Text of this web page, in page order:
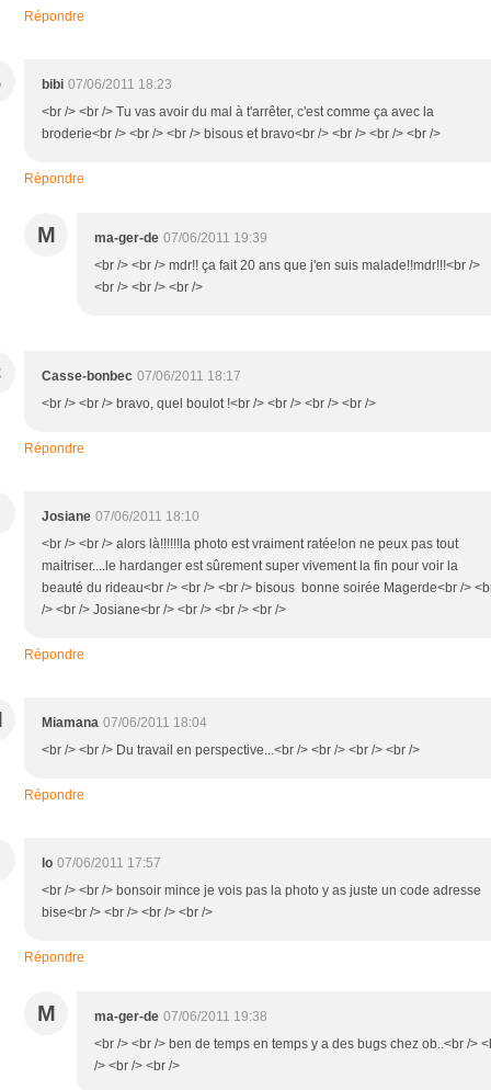
Répondre
bibi 07/06/2011 18:23
<br /> <br /> Tu vas avoir du mal à t'arrêter, c'est comme ça avec la
broderie<br /> <br /> <br /> bisous et bravo<br /> <br /> <br /> <br />
Répondre
M ma-ger-de 07/06/2011 19:39
<br /> <br /> mdr!! ça fait 20 ans que j'en suis malade!!mdr!!!<br />
<br /> <br /> <br />
Casse-bonbec 07/06/2011 18:17
<br /> <br /> bravo, quel boulot !<br /> <br /> <br /> <br />
Répondre
Josiane 07/06/2011 18:10
<br /> <br /> alors là!!!!!!la photo est vraiment ratée!on ne peux pas tout
maitriser....le hardanger est sûrement super vivement la fin pour voir la
beauté du rideau<br /> <br /> <br /> bisous bonne soirée Magerde<br />
/> <br /> Josiane<br /> <br /> <br /> <br />
Répondre
Miamana 07/06/2011 18:04
<br /> <br /> Du travail en perspective...<br /> <br /> <br /> <br />
Répondre
lo 07/06/2011 17:57
<br /> <br /> bonsoir mince je vois pas la photo y as juste un code adresse
bise<br /> <br /> <br /> <br />
Répondre
M ma-ger-de 07/06/2011 19:38
<br /> <br /> ben de temps en temps y a des bugs chez ob..<br />
/> <br /> <br />